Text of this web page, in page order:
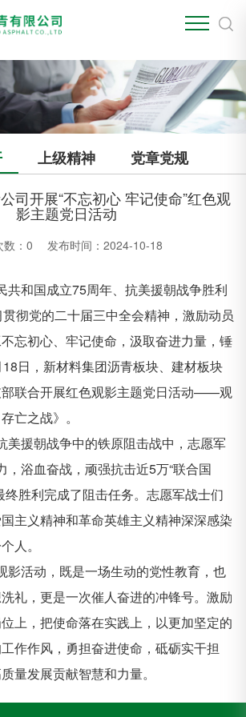
上级精神
党章党规
司开展“不忘初心 牢记使命”红色观
影主题党日活动
： 0 发布时间：2024-10-18
和国成立75周年、 抗美援朝战争胜利
彻党的二十届三中全会精神，激励动员
忘初心、牢记使命，汲取奋进力量，锤
日，新材料集团沥青板块、建材板块
联合开展红色观影主题党日活动——观
亡之战》。
援朝战争中的铁原阻击战中，志愿军
，浴血奋战，顽强抗击近5万“联合国
终胜利完成了阻击任务。志愿军战士们
主义精神和革命英雄主义精神深深感染
人。
活动，既是一场生动的党性教育，也
礼，更是一次催人奋进的冲锋号。激励
上，把使命落在实践上，以更加坚定的
作作风，勇担奋进使命，砥砺实干担
量发展贡献智慧和力量。